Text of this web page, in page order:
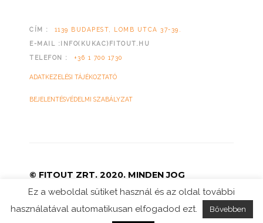
CÍM :
1139 BUDAPEST, LOMB UTCA 37-39.
E-MAIL :INFO(KUKAC)FITOUT.HU
TELEFON :
+36 1 700 1730
ADATKEZELÉSI TÁJÉKOZTATÓ
BEJELENTÉSVÉDELMI SZABÁLYZAT
© FITOUT ZRT. 2020. MINDEN JOG
FENNTARTVA.
Ez a weboldal sütiket használ és az oldal további
használatával automatikusan elfogadod ezt.
Bővebben